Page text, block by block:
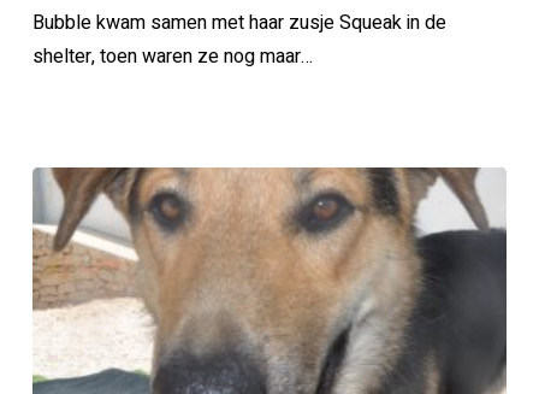
Bubble kwam samen met haar zusje Squeak in de
shelter, toen waren ze nog maar…